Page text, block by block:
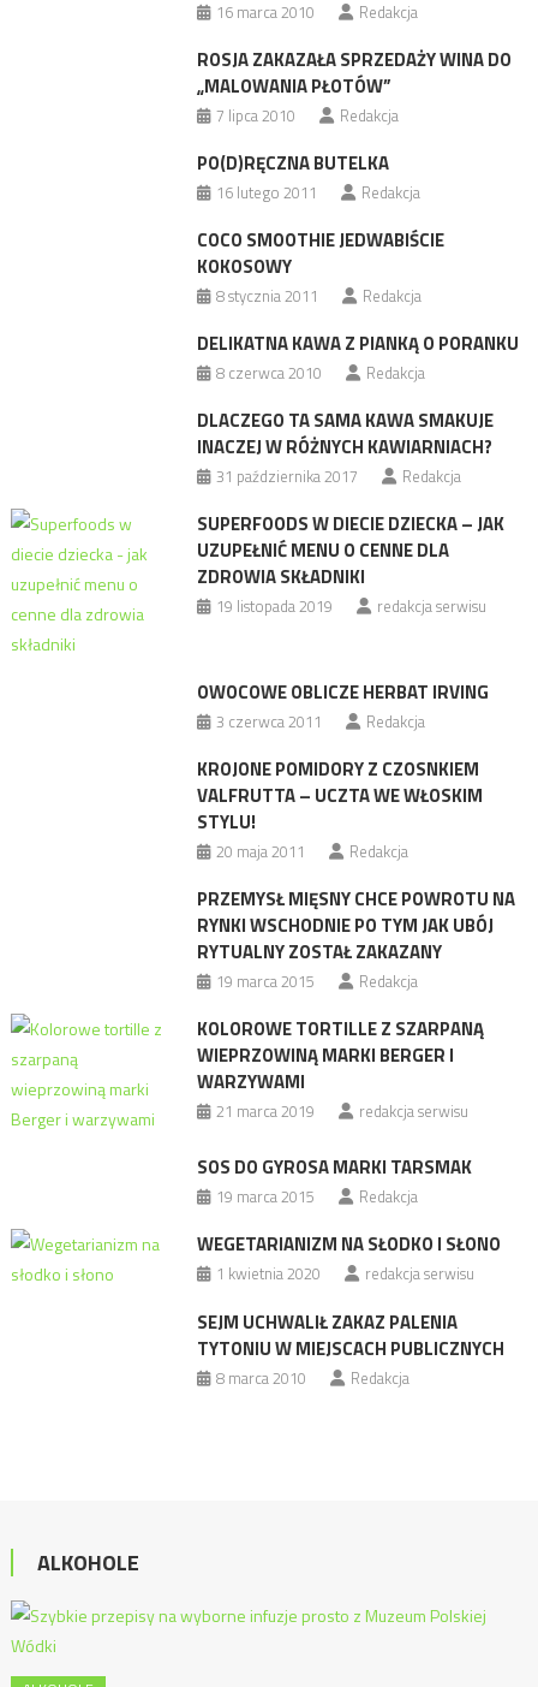
16 marca 2010 Redakcja
ROSJA ZAKAZAŁA SPRZEDAŻY WINA DO
„MALOWANIA PŁOTÓW”
7 lipca 2010 Redakcja
PO(D)RĘCZNA BUTELKA
16 lutego 2011 Redakcja
COCO SMOOTHIE JEDWABIŚCIE
KOKOSOWY
8 stycznia 2011 Redakcja
DELIKATNA KAWA Z PIANKĄ O PORANKU
8 czerwca 2010 Redakcja
DLACZEGO TA SAMA KAWA SMAKUJE
INACZEJ W RÓŻNYCH KAWIARNIACH?
31 października 2017 Redakcja
SUPERFOODS W DIECIE DZIECKA – JAK
UZUPEŁNIĆ MENU O CENNE DLA
ZDROWIA SKŁADNIKI
19 listopada 2019 redakcja serwisu
OWOCOWE OBLICZE HERBAT IRVING
3 czerwca 2011 Redakcja
KROJONE POMIDORY Z CZOSNKIEM
VALFRUTTA – UCZTA WE WŁOSKIM
STYLU!
20 maja 2011 Redakcja
PRZEMYSŁ MIĘSNY CHCE POWROTU NA
RYNKI WSCHODNIE PO TYM JAK UBÓJ
RYTUALNY ZOSTAŁ ZAKAZANY
19 marca 2015 Redakcja
KOLOROWE TORTILLE Z SZARPANĄ
WIEPRZOWINĄ MARKI BERGER I
WARZYWAMI
21 marca 2019 redakcja serwisu
SOS DO GYROSA MARKI TARSMAK
19 marca 2015 Redakcja
WEGETARIANIZM NA SŁODKO I SŁONO
1 kwietnia 2020 redakcja serwisu
SEJM UCHWALIŁ ZAKAZ PALENIA
TYTONIU W MIEJSCACH PUBLICZNYCH
8 marca 2010 Redakcja
ALKOHOLE